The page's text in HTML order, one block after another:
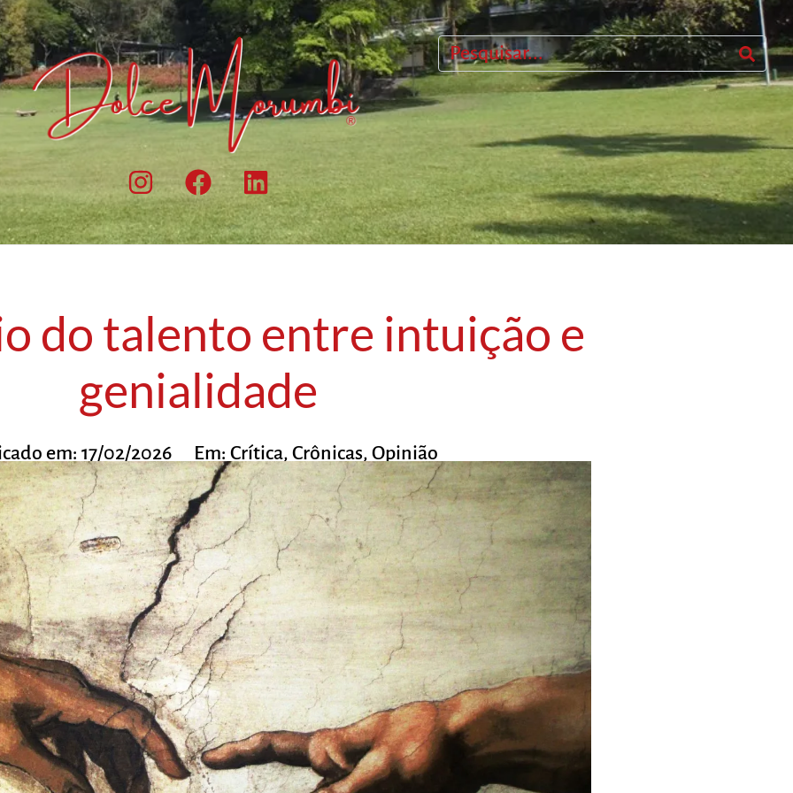
do talento entre intuição e
genialidade
em: 17/02/2026 Em: Crítica, Crônicas, Opinião